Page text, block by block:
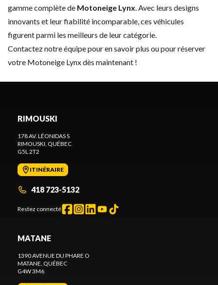
gamme complète de Motoneige Lynx. Avec leurs designs
innovants et leur fiabilité incomparable, ces véhicules
figurent parmi les meilleurs de leur catégorie.
Contactez notre équipepour en savoir plus ou pour réserver
votre Motoneige Lynx dès maintenant !
RIMOUSKI
178 AV. LÉONIDAS S
RIMOUSKI, QUÉBEC
G5L 2T2
ITINÉRAIRE
418 723-5132
Restez connecté
MATANE
1390 AVENUE DU PHARE O
MATANE, QUÉBEC
G4W 3M6